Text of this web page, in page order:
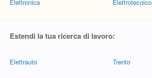
Elettronica Elettrotecnico
Estendi la tua ricerca di lavoro:
Elettrauto Trento